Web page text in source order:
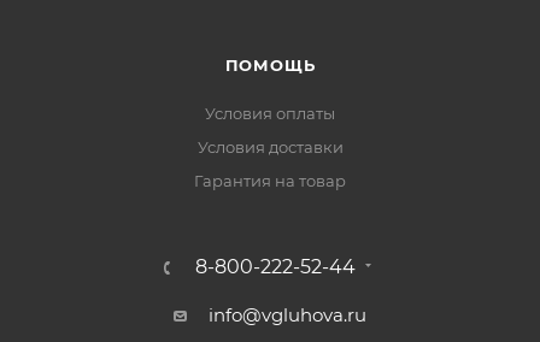
ПОМОЩЬ
Условия оплаты
Условия доставки
Гарантия на товар
8-800-222-52-44
info@vgluhova.ru